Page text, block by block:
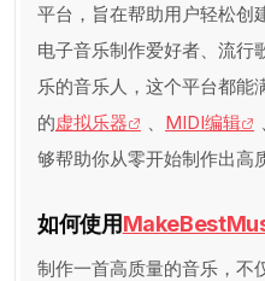
平台，旨在帮助用户轻松创
电子音乐制作爱好者、流行
乐的音乐人，这个平台都能
的虚拟乐器 MIDI编辑
够帮助你从零开始制作出高
如何使用
制作一首高质量的音乐，不